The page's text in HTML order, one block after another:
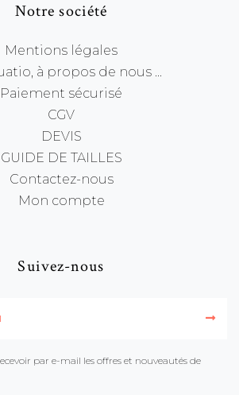
Notre société
Mentions légales
à propos de nous ...
Paiement sécurisé
CGV
DEVIS
GUIDE DE TAILLES
Contactez-nous
Mon compte
Suivez-nous
par e-mail les offres et nouveautés de